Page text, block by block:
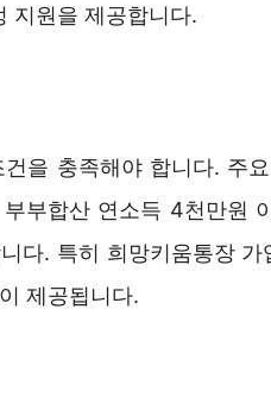
지원을 제공합니다.
을 충족해야 합니다. 주
부합산 연소득 4천만원
다. 특히 희망키움통장 가
제공됩니다.